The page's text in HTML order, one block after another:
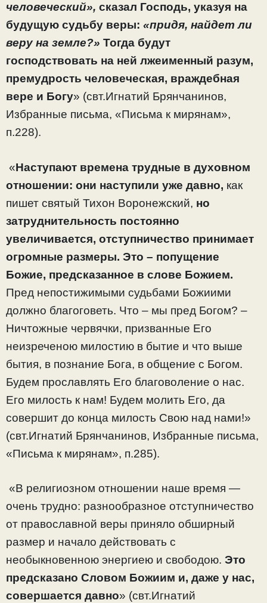
человеческий», сказал Господь, указуя на
будущую судьбу веры: «придя, найдет ли
веру на земле?» Тогда будут
господствовать на ней лжеименный разум,
премудрость человеческая, враждебная
вере и Богу» (свт.Игнатий Брянчанинов,
Избранные письма, «Письма к мирянам»,
п.228).
«Наступают времена трудные в духовном
отношении: они наступили уже давно, как
пишет святый Тихон Воронежский, но
затруднительность постоянно
увеличивается, отступничество принимает
огромные размеры. Это – попущение
Божие, предсказанное в слове Божием.
Пред непостижимыми судьбами Божиими
должно благоговеть. Что – мы пред Богом? –
Ничтожные червячки, призванные Его
неизреченою милостию в бытие и что выше
бытия, в познание Бога, в общение с Богом.
Будем прославлять Его благоволение о нас.
Его милость к нам! Будем молить Его, да
совершит до конца милость Свою над нами!»
(свт.Игнатий Брянчанинов, Избранные письма,
«Письма к мирянам», п.285).
«В религиозном отношении наше время —
очень трудно: разнообразное отступничество
от православной веры приняло обширный
размер и начало действовать с
необыкновенною энергиею и свободою. Это
предсказано Словом Божиим и, даже у нас,
совершается давно» (свт.Игнатий